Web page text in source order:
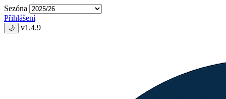
Sezóna
Přihlášení
🌙 v1.4.9